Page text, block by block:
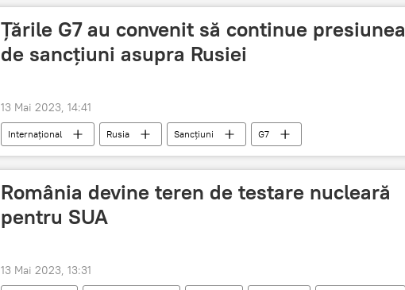
Țările G7 au convenit să continue presiunea
de sancțiuni asupra Rusiei
13 Mai 2023, 14:41
Internațional Rusia Sancțiuni G7
România devine teren de testare nucleară
pentru SUA
13 Mai 2023, 13:31